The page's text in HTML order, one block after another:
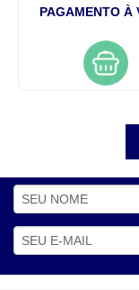
PAGAMENTO À